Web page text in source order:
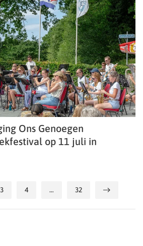
Ons Genoegen
op 11 juli in
3 4 … 32